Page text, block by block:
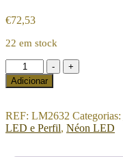
€72,53
22 em stock
-
Quantidade
de
Capa
Silicone
Next
+
Adicionar
REF: LM2632 Categorias:
LED e Perfil, Néon LED